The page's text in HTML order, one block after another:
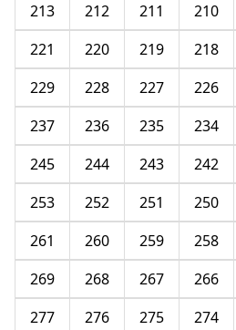
210
211
212
213
218
219
220
221
226
227
228
229
234
235
236
237
242
243
244
245
250
251
252
253
258
259
260
261
266
267
268
269
274
275
276
277